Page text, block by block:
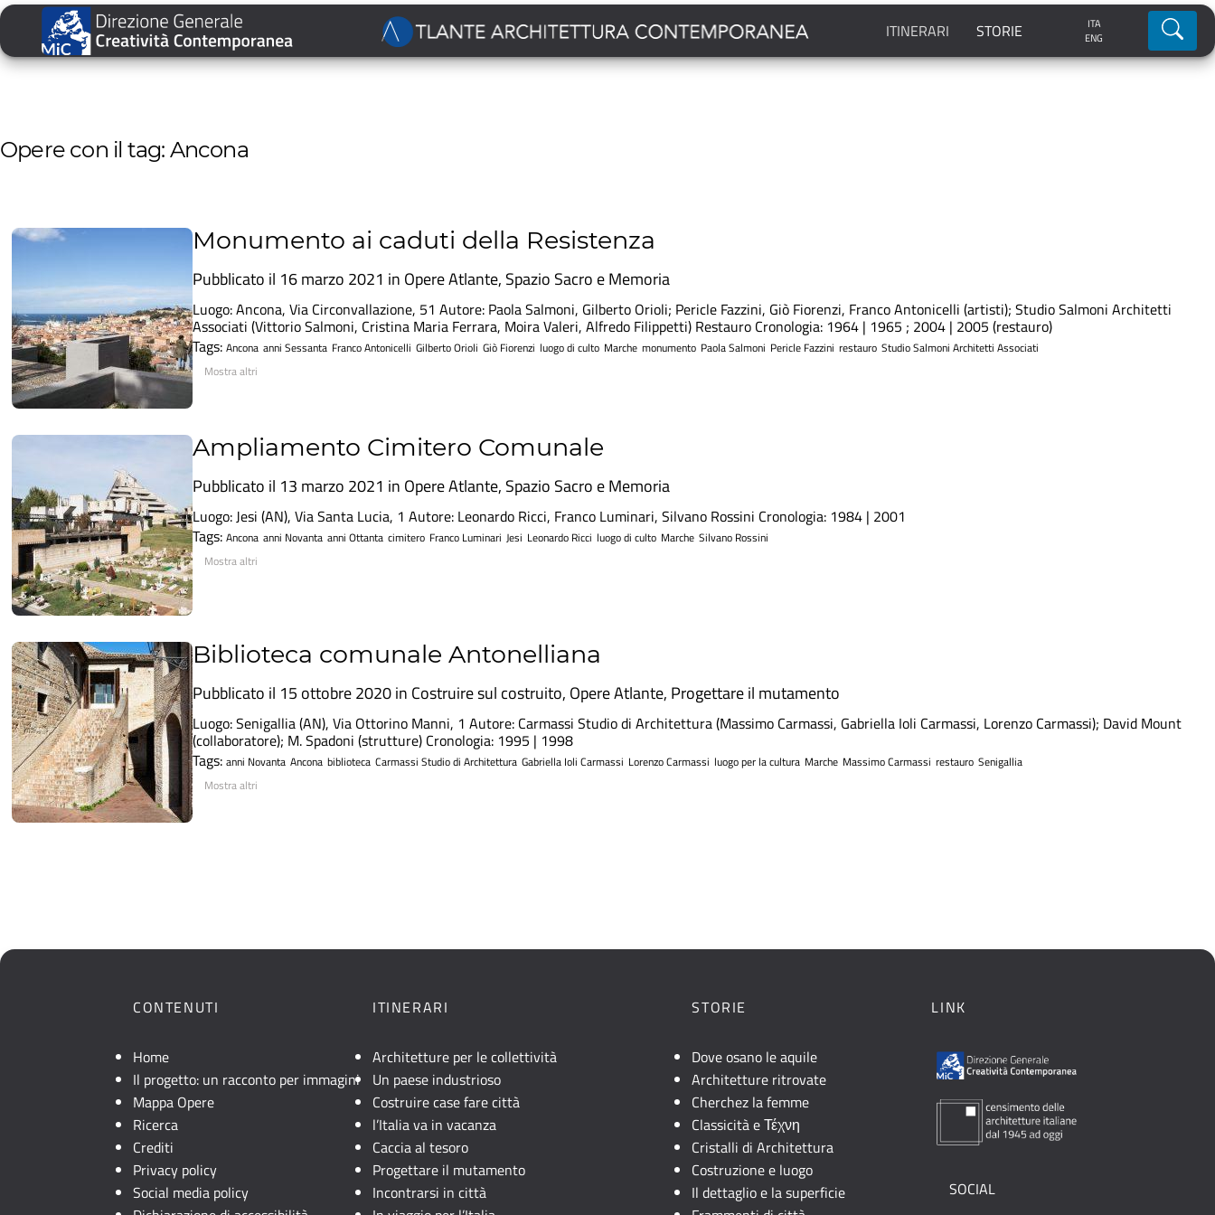
ITINERARI STORIE
ITA
ENG
Opere con il tag: Ancona
Monumento ai caduti della Resistenza
Pubblicato il 16 marzo 2021 in Opere Atlante, Spazio Sacro e Memoria
Luogo: Ancona, Via Circonvallazione, 51 Autore: Paola Salmoni, Gilberto Orioli; Pericle Fazzini, Giò Fiorenzi, Franco Antonicelli (artisti); Studio Salmoni Architetti
Associati (Vittorio Salmoni, Cristina Maria Ferrara, Moira Valeri, Alfredo Filippetti) Restauro Cronologia: 1964 | 1965 ; 2004 | 2005 (restauro)
Tags: Ancona anni Sessanta Franco Antonicelli Gilberto Orioli Giò Fiorenzi luogo di culto Marche monumento Paola Salmoni Pericle Fazzini restauro Studio Salmoni Architetti Associati
Mostra altri
Ampliamento Cimitero Comunale
Pubblicato il 13 marzo 2021 in Opere Atlante, Spazio Sacro e Memoria
Luogo: Jesi (AN), Via Santa Lucia, 1 Autore: Leonardo Ricci, Franco Luminari, Silvano Rossini Cronologia: 1984 | 2001
Tags: Ancona anni Novanta anni Ottanta cimitero Franco Luminari Jesi Leonardo Ricci luogo di culto Marche Silvano Rossini
Mostra altri
Biblioteca comunale Antonelliana
Pubblicato il 15 ottobre 2020 in Costruire sul costruito, Opere Atlante, Progettare il mutamento
Luogo: Senigallia (AN), Via Ottorino Manni, 1 Autore: Carmassi Studio di Architettura (Massimo Carmassi, Gabriella Ioli Carmassi, Lorenzo Carmassi); David Mount
(collaboratore); M. Spadoni (strutture) Cronologia: 1995 | 1998
Tags: anni Novanta Ancona biblioteca Carmassi Studio di Architettura Gabriella Ioli Carmassi Lorenzo Carmassi luogo per la cultura Marche Massimo Carmassi restauro Senigallia
Mostra altri
CONTENUTI
Home
Il progetto: un racconto per immagini
Mappa Opere
Ricerca
Crediti
Privacy policy
Social media policy
ITINERARI
Architetture per le collettività
Un paese industrioso
Costruire case fare città
l’Italia va in vacanza
Caccia al tesoro
Progettare il mutamento
Incontrarsi in città
STORIE
Dove osano le aquile
Architetture ritrovate
Cherchez la femme
Classicità e Τέχνη
Cristalli di Architettura
Costruzione e luogo
Il dettaglio e la superficie
LINK
SOCIAL